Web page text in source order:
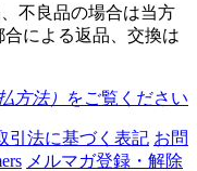
不良品の場合は当方
による返品、交換は
方法） をご覧ください
引法に基づく表記 お問
メルマガ登録・解除